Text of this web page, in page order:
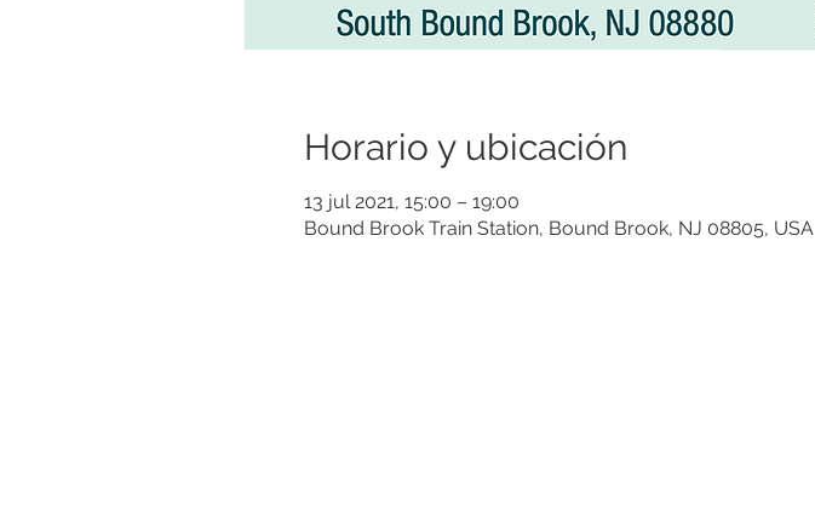
Horario y ubicación
13 jul 2021, 15:00 – 19:00
Bound Brook Train Station, Bound Brook, NJ 08805, USA